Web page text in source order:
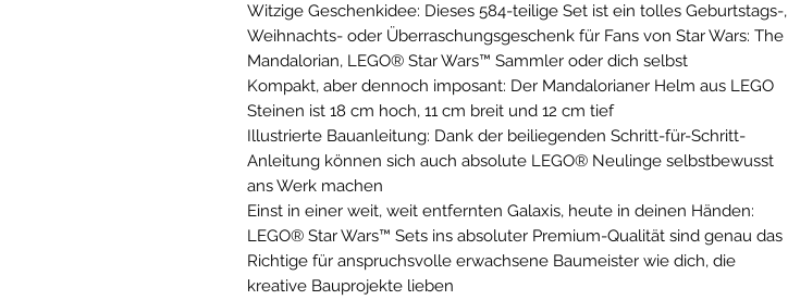
Witzige Geschenkidee: Dieses 584-teilige Set ist ein tolles Geburtstags-,
Weihnachts- oder Überraschungsgeschenk für Fans von Star Wars: The
Mandalorian, LEGO® Star Wars™ Sammler oder dich selbst
Kompakt, aber dennoch imposant: Der Mandalorianer Helm aus LEGO
Steinen ist 18 cm hoch, 11 cm breit und 12 cm tief
Illustrierte Bauanleitung: Dank der beiliegenden Schritt-für-Schritt-
Anleitung können sich auch absolute LEGO® Neulinge selbstbewusst
ans Werk machen
Einst in einer weit, weit entfernten Galaxis, heute in deinen Händen:
LEGO® Star Wars™ Sets ins absoluter Premium-Qualität sind genau das
Richtige für anspruchsvolle erwachsene Baumeister wie dich, die
kreative Bauprojekte lieben